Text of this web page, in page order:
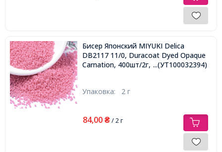
Бисер Японский MIYUKI Delica
DB2117 11/0, Duracoat Dyed Opaque
Carnation, 400шт/2г, ...(УТ100032394)
Упаковка: 2 г
84,00 ₴/ 2 г